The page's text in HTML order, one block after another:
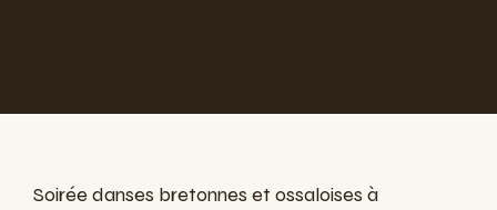
Soirée danses bretonnes et ossaloises à